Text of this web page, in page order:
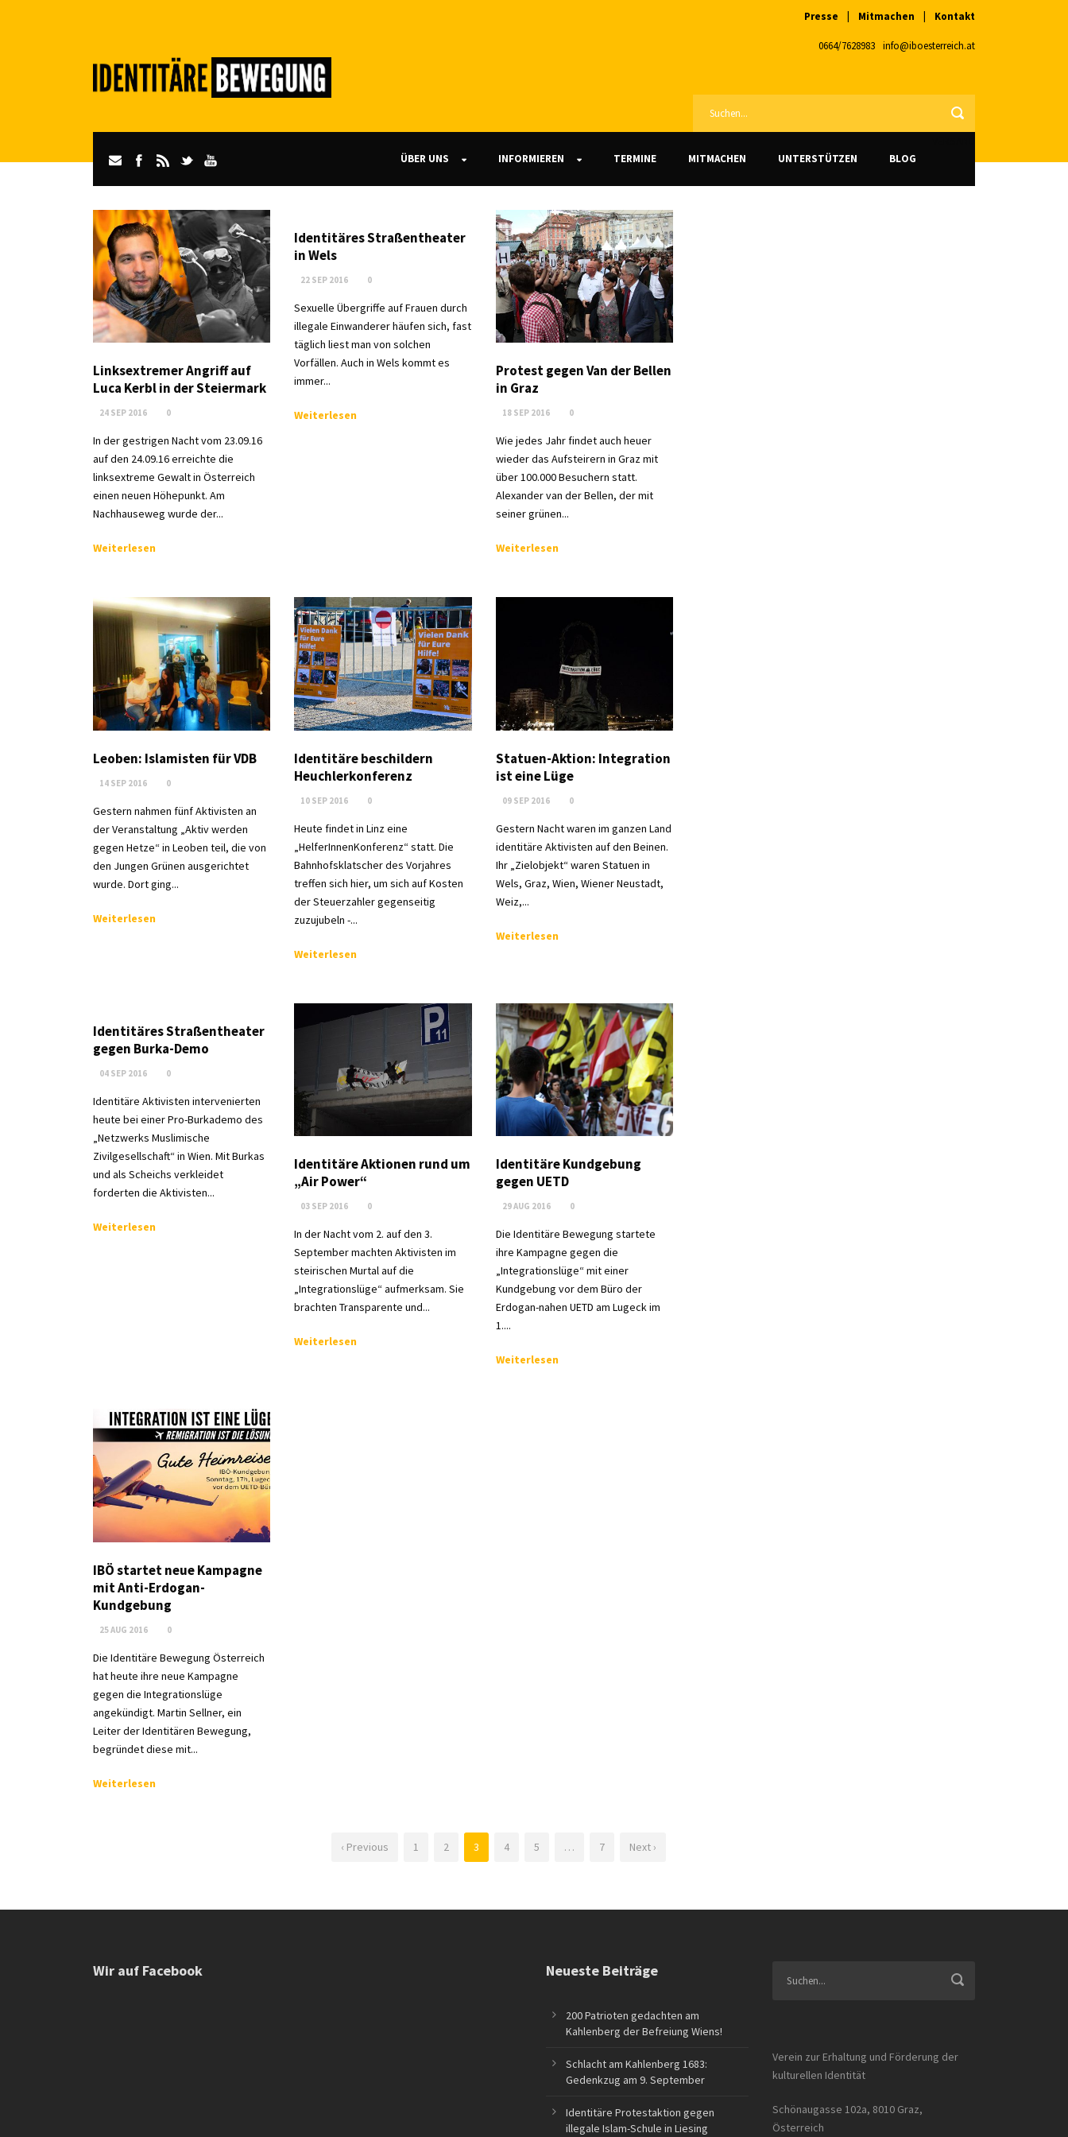
Presse Mitmachen Kontakt
0664/7628983 info@iboesterreich.at
ÜBER UNS INFORMIEREN TERMINE MITMACHEN UNTERSTÜTZEN BLOG
Linksextremer Angriff auf
Luca Kerbl in der Steiermark
24 SEP 2016 0
In der gestrigen Nacht vom 23.09.16
auf den 24.09.16 erreichte die
linksextreme Gewalt in Österreich
einen neuen Höhepunkt. Am
Nachhauseweg wurde der...
Weiterlesen
Identitäres Straßentheater
in Wels
22 SEP 2016 0
Sexuelle Übergriffe auf Frauen durch
illegale Einwanderer häufen sich, fast
täglich liest man von solchen
Vorfällen. Auch in Wels kommt es
immer...
Weiterlesen
Protest gegen Van der Bellen
in Graz
18 SEP 2016 0
Wie jedes Jahr findet auch heuer
wieder das Aufsteirern in Graz mit
über 100.000 Besuchern statt.
Alexander van der Bellen, der mit
seiner grünen...
Weiterlesen
Leoben: Islamisten für VDB
14 SEP 2016 0
Gestern nahmen fünf Aktivisten an
der Veranstaltung „Aktiv werden
gegen Hetze“ in Leoben teil, die von
den Jungen Grünen ausgerichtet
wurde. Dort ging...
Weiterlesen
Identitäre beschildern
Heuchlerkonferenz
10 SEP 2016 0
Heute findet in Linz eine
„HelferInnenKonferenz“ statt. Die
Bahnhofsklatscher des Vorjahres
treffen sich hier, um sich auf Kosten
der Steuerzahler gegenseitig
zuzujubeln -...
Weiterlesen
Statuen-Aktion: Integration
ist eine Lüge
09 SEP 2016 0
Gestern Nacht waren im ganzen Land
identitäre Aktivisten auf den Beinen.
Ihr „Zielobjekt“ waren Statuen in
Wels, Graz, Wien, Wiener Neustadt,
Weiz,...
Weiterlesen
Identitäres Straßentheater
gegen Burka-Demo
04 SEP 2016 0
Identitäre Aktivisten intervenierten
heute bei einer Pro-Burkademo des
„Netzwerks Muslimische
Zivilgesellschaft“ in Wien. Mit Burkas
und als Scheichs verkleidet
forderten die Aktivisten...
Weiterlesen
Identitäre Aktionen rund um
„Air Power“
03 SEP 2016 0
In der Nacht vom 2. auf den 3.
September machten Aktivisten im
steirischen Murtal auf die
„Integrationslüge“ aufmerksam. Sie
brachten Transparente und...
Weiterlesen
Identitäre Kundgebung
gegen UETD
29 AUG 2016 0
Die Identitäre Bewegung startete
ihre Kampagne gegen die
„Integrationslüge“ mit einer
Kundgebung vor dem Büro der
Erdogan-nahen UETD am Lugeck im
1....
Weiterlesen
IBÖ startet neue Kampagne
mit Anti-Erdogan-
Kundgebung
25 AUG 2016 0
Die Identitäre Bewegung Österreich
hat heute ihre neue Kampagne
gegen die Integrationslüge
angekündigt. Martin Sellner, ein
Leiter der Identitären Bewegung,
begründet diese mit...
Weiterlesen
‹ Previous 1 2 3 4 5 … 7 Next ›
Wir auf Facebook Neueste Beiträge
200 Patrioten gedachten am
Kahlenberg der Befreiung Wiens!
Schlacht am Kahlenberg 1683:
Gedenkzug am 9. September
Identitäre Protestaktion gegen
illegale Islam-Schule in Liesing
Verein zur Erhaltung und Förderung der
kulturellen Identität
Schönaugasse 102a, 8010 Graz,
Österreich